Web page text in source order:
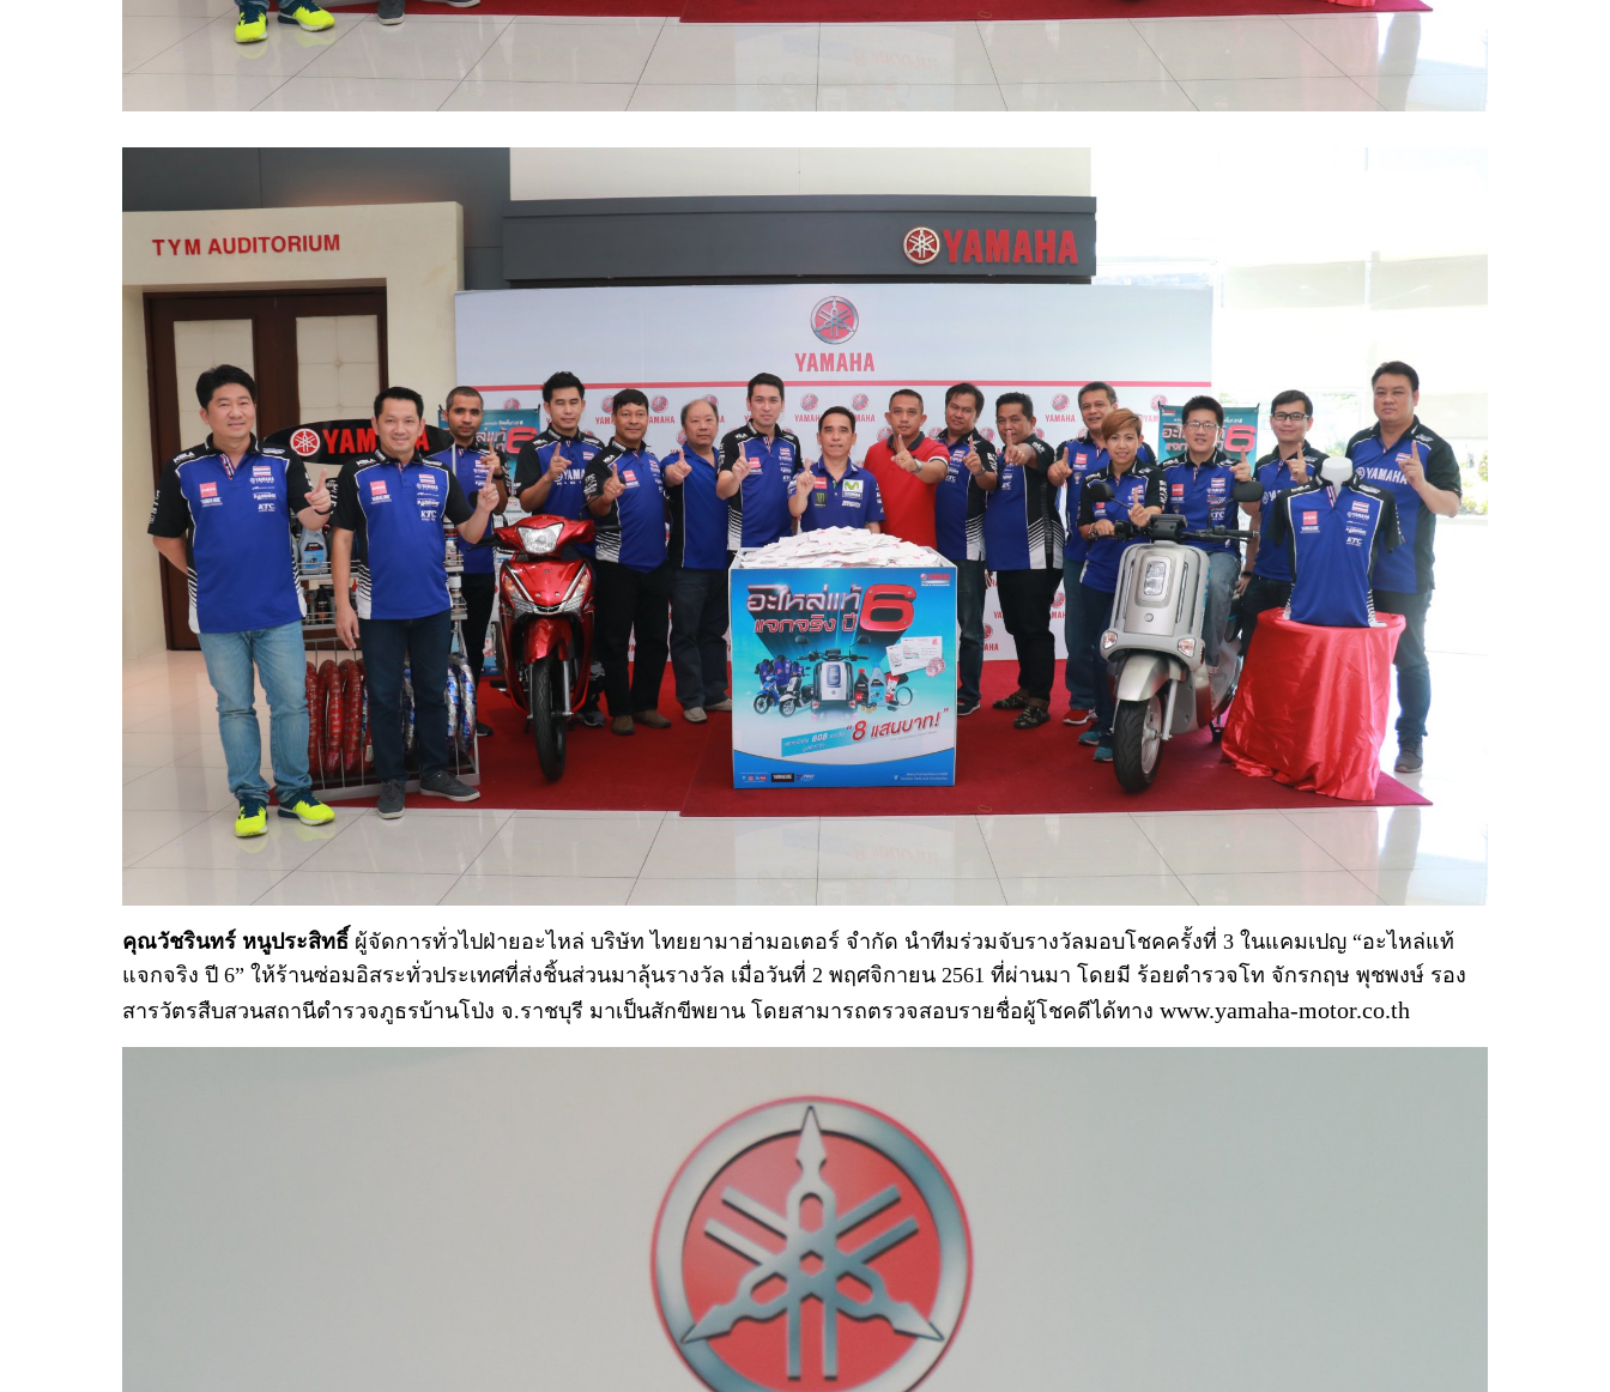
คุณวัชรินทร์ หนูประสิทธิ์ ผู้จัดการทั่วไปฝ่ายอะไหล่ บริษัท ไทยยามาฮ่ามอเตอร์ จำกัด นำทีมร่วมจับรางวัลมอบโชคครั้งที่ 3 ในแคมเปญ “อะไหล่แท้
แจกจริง ปี 6” ให้ร้านซ่อมอิสระทั่วประเทศที่ส่งชิ้นส่วนมาลุ้นรางวัล เมื่อวันที่ 2 พฤศจิกายน 2561 ที่ผ่านมา โดยมี ร้อยตำรวจโท จักรกฤษ พุชพงษ์ รอง
สารวัตรสืบสวนสถานีตำรวจภูธรบ้านโป่ง จ.ราชบุรี มาเป็นสักขีพยาน โดยสามารถตรวจสอบรายชื่อผู้โชคดีได้ทาง www.yamaha-motor.co.th